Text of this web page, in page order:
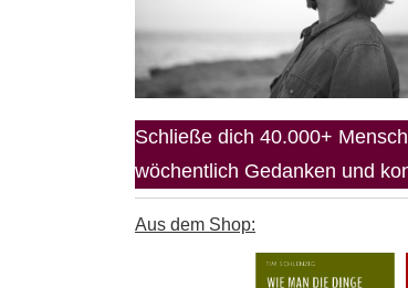
Schließe dich 40.000+
wöchentlich Gedanken und
Aus dem Shop: